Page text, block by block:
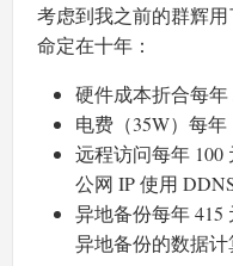
考虑到我之前的群辉
命定在十年：
硬件成本折合每年
电费（35W）每年
远程访问每年
公网 IP 使用
异地备份每年 415
异地备份的数据计